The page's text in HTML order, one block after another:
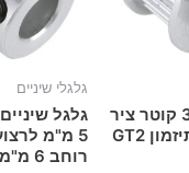
גלגל שיניים 36T קוטר ציר
5 מ"מ לרצועת תיזמון GT2
גלגלי שיניים
רוחב 6 מ"מ